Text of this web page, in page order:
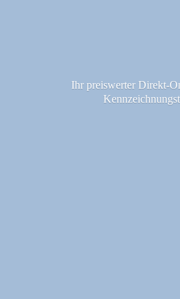
Ihr preiswerter Direkt-